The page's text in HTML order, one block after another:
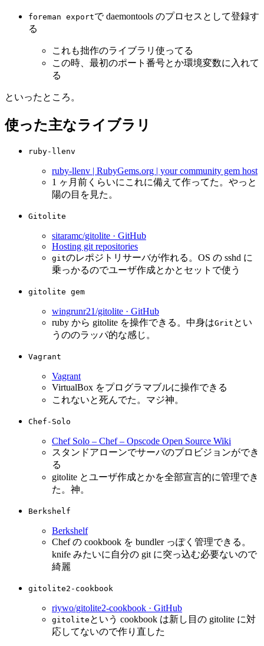
foreman exportで daemontools のプロセスとして登録す
る
これも拙作のライブラリ使ってる
この時、最初のポート番号とか環境変数に入れて
る
といったところ。
使った主なライブラリ
ruby-llenv
ruby-llenv | RubyGems.org | your community gem host
1 ヶ月前くらいにこれに備えて作ってた。やっと
陽の目を見た。
Gitolite
sitaramc/gitolite · GitHub
Hosting git repositories
gitのレポジトリサーバが作れる。OS の sshd に
乗っかるのでユーザ作成とかとセットで使う
gitolite gem
wingrunr21/gitolite · GitHub
ruby から gitolite を操作できる。中身はGrit とい
うののラッパ的な感じ。
Vagrant
Vagrant
VirtualBox をプログラマブルに操作できる
これないと死んでた。マジ神。
Chef-Solo
Chef Solo – Chef – Opscode Open Source Wiki
スタンドアローンでサーバのプロビジョンができ
る
gitolite とユーザ作成とかを全部宣言的に管理でき
た。神。
Berkshelf
Berkshelf
Chef の cookbook を bundler っぽく管理できる。
knife みたいに自分の git に突っ込む必要ないので
綺麗
gitolite2-cookbook
riywo/gitolite2-cookbook · GitHub
gitolite という cookbook は新し目の gitolite に対
応してないので作り直した